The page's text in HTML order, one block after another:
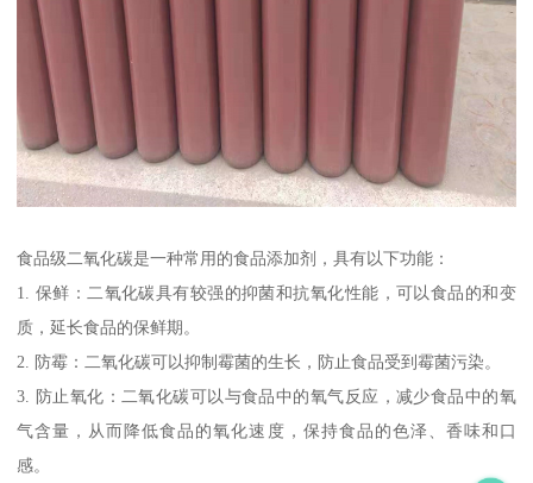
食品级二氧化碳是一种常用的食品添加剂，具有以下功能：
1. 保鲜：二氧化碳具有较强的抑菌和抗氧化性能，可以食品的和变
质，延长食品的保鲜期。
2. 防霉：二氧化碳可以抑制霉菌的生长，防止食品受到霉菌污染。
3. 防止氧化：二氧化碳可以与食品中的氧气反应，减少食品中的氧
气含量，从而降低食品的氧化速度，保持食品的色泽、香味和口
感。